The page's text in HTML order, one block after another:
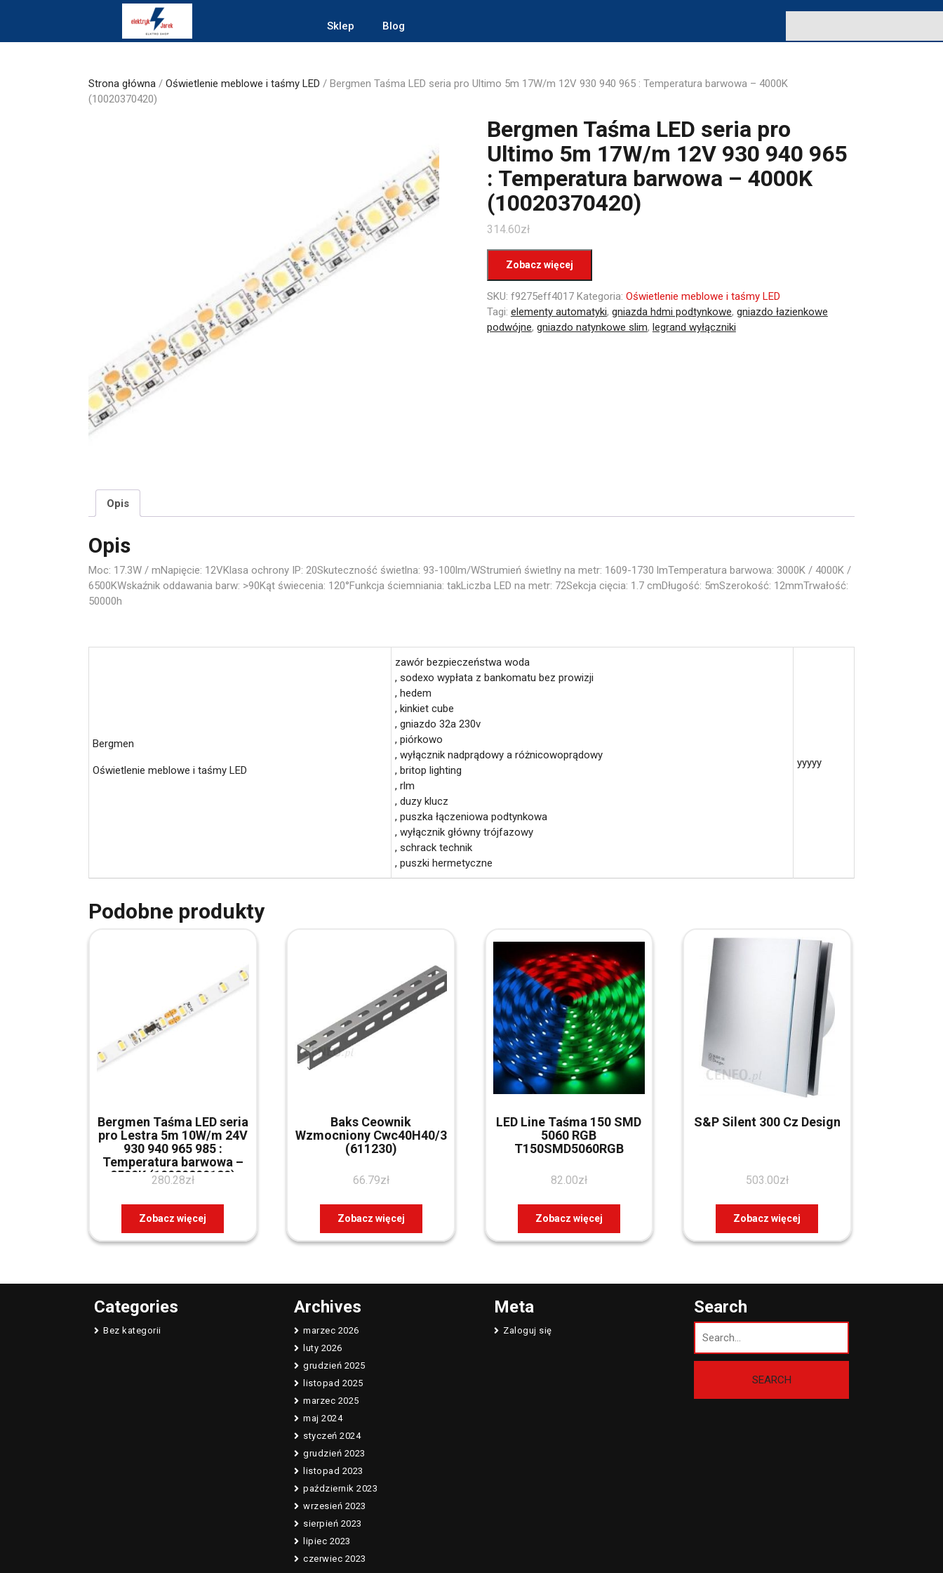
Sklep Blog
Strona główna / Oświetlenie meblowe i taśmy LED / Bergmen Taśma LED seria pro Ultimo 5m 17W/m 12V 930 940 965 : Temperatura barwowa – 4000K
(10020370420)
Bergmen Taśma LED seria pro
Ultimo 5m 17W/m 12V 930 940 965
: Temperatura barwowa – 4000K
(10020370420)
314.60zł
Zobacz więcej
SKU: f9275eff4017 Kategoria: Oświetlenie meblowe i taśmy LED
Tagi: elementy automatyki, gniazda hdmi podtynkowe, gniazdo łazienkowe
podwójne, gniazdo natynkowe slim, legrand wyłączniki
Opis
Opis
Moc: 17.3W / mNapięcie: 12VKlasa ochrony IP: 20Skuteczność świetlna: 93-100lm/WStrumień świetlny na metr: 1609-1730 lmTemperatura barwowa: 3000K / 4000K /
6500KWskaźnik oddawania barw: >90Kąt świecenia: 120°Funkcja ściemniania: takLiczba LED na metr: 72Sekcja cięcia: 1.7 cmDługość: 5mSzerokość: 12mmTrwałość:
50000h
Bergmen
Oświetlenie meblowe i taśmy LED
zawór bezpieczeństwa woda
, sodexo wypłata z bankomatu bez prowizji
, hedem
, kinkiet cube
, gniazdo 32a 230v
, piórkowo
, wyłącznik nadprądowy a różnicowoprądowy
, britop lighting
, rlm
, duzy klucz
, puszka łączeniowa podtynkowa
, wyłącznik główny trójfazowy
, schrack technik
, puszki hermetyczne
yyyyy
Podobne produkty
Bergmen Taśma LED seria
pro Lestra 5m 10W/m 24V
930 940 965 985 :
Temperatura barwowa –
8500K (10020290120)
280.28zł
Zobacz więcej
Baks Ceownik
Wzmocniony Cwc40H40/3
(611230)
66.79zł
Zobacz więcej
LED Line Taśma 150 SMD
5060 RGB
T150SMD5060RGB
82.00zł
Zobacz więcej
S&P Silent 300 Cz Design
503.00zł
Zobacz więcej
Categories
Bez kategorii
Archives
marzec 2026
luty 2026
grudzień 2025
listopad 2025
marzec 2025
maj 2024
styczeń 2024
grudzień 2023
listopad 2023
październik 2023
wrzesień 2023
sierpień 2023
lipiec 2023
czerwiec 2023
Meta
Zaloguj się
Search